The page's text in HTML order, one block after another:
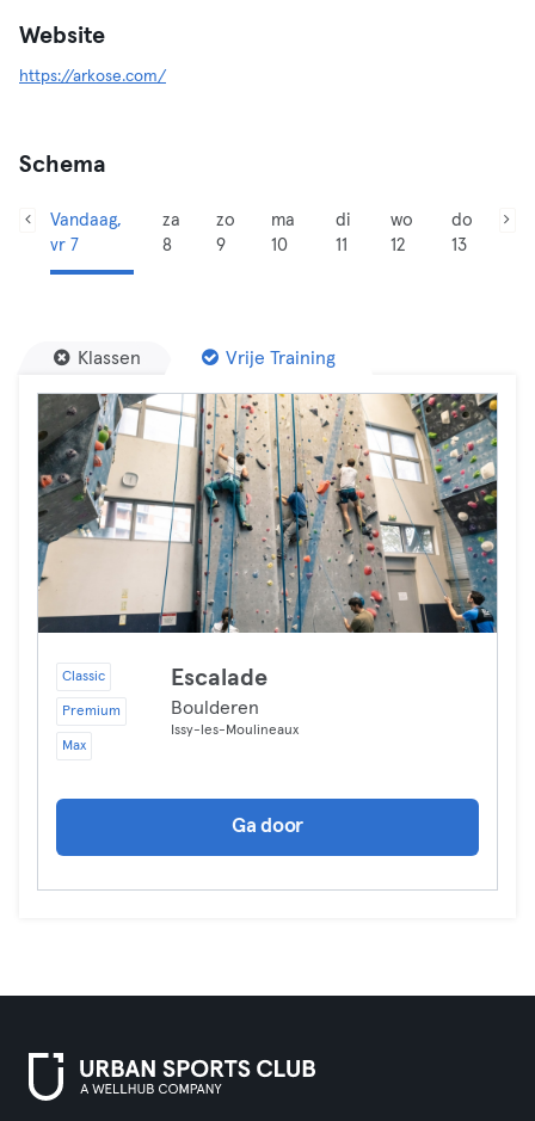
Website
https://arkose.com/
Schema
Vandaag,
vr 7
za
8
zo
9
ma
10
di
11
wo
12
do
13
Klassen Vrije Training
Classic
Premium
Max
Escalade
Boulderen
Issy-les-Moulineaux
Ga door